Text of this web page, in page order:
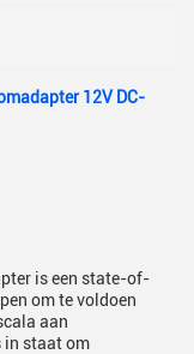
12V DC-
is een state-of-
om te voldoen
aan
in staat om